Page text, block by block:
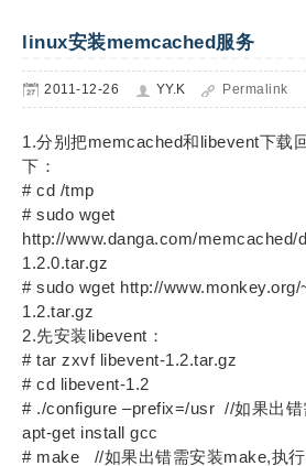
linux安装memcached服务
2011-12-26 YY.K Permalink
1.分别把memcached和libevent下载
下：
# cd /tmp
# sudo wget
http://www.danga.com/memcached/
1.2.0.tar.gz
# sudo wget http://
1.2.tar.gz
2.先安装libevent：
# tar zxvf libevent-1.2.tar.gz
# cd libevent-1.2
# ./configure –prefix=/usr //如果出
apt-get install gcc
# make //如果出错需安装make,执